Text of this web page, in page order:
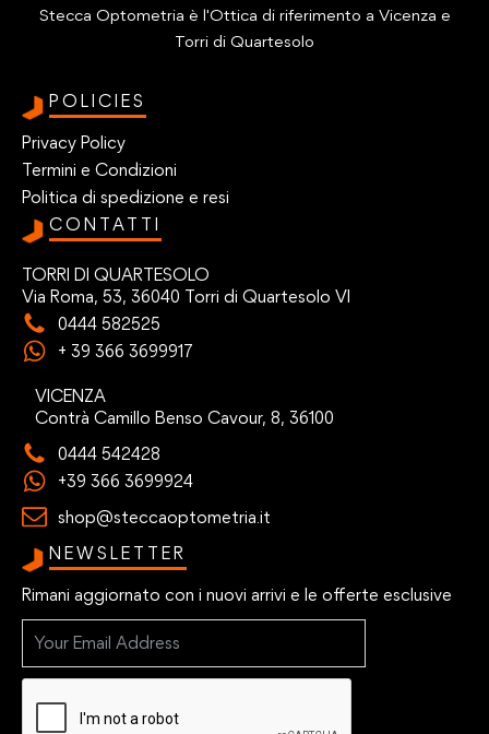
Stecca Optometria è l'Ottica di riferimento a Vicenza e
Torri di Quartesolo
POLICIES
Privacy Policy
Termini e Condizioni
Politica di spedizione e resi
CONTATTI
TORRI DI QUARTESOLO
Via Roma, 53, 36040 Torri di Quartesolo VI
0444 582525
+ 39 366 3699917
VICENZA
Contrà Camillo Benso Cavour, 8, 36100
0444 542428
+39 366 3699924
shop@steccaoptometria.it
NEWSLETTER
Rimani aggiornato con i nuovi arrivi e le offerte esclusive